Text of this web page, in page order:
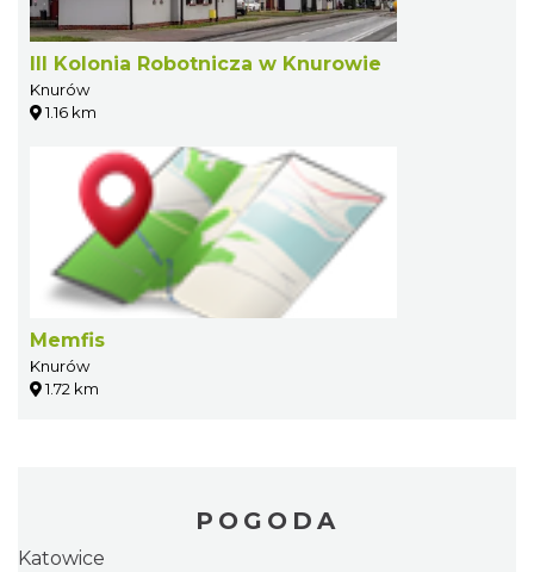
III Kolonia Robotnicza w Knurowie
Knurów
1.16 km
Memfis
Knurów
1.72 km
POGODA
Katowice